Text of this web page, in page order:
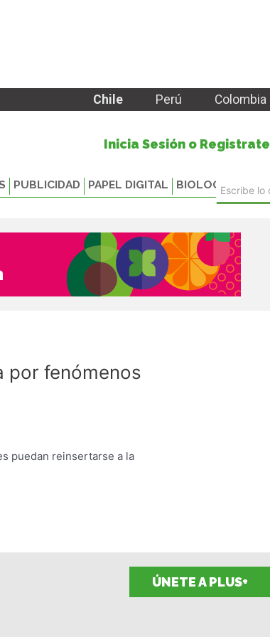
Chile Perú Colombia
Inicia Sesión o Registrate
PUBLICIDAD PAPEL DIGITAL BIOLOGICALS
por fenómenos
puedan reinsertarse a la
ÚNETE A PLUS+